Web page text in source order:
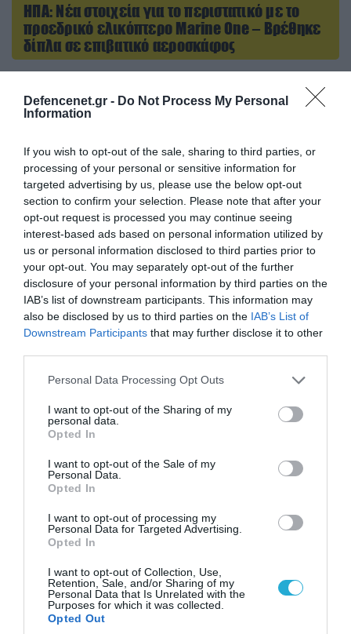
Defencenet.gr - Do Not Process My Personal
Information
If you wish to opt-out of the sale, sharing to third parties, or
processing of your personal or sensitive information for
targeted advertising by us, please use the below opt-out
section to confirm your selection. Please note that after your
opt-out request is processed you may continue seeing
interest-based ads based on personal information utilized by
us or personal information disclosed to third parties prior to
your opt-out. You may separately opt-out of the further
disclosure of your personal information by third parties on the
IAB’s list of downstream participants. This information may
also be disclosed by us to third parties on the IAB’s List of
Downstream Participants that may further disclose it to other
Please note that this website/app uses one or more Google
not limited to your visit or usage behaviour. You may click to
grant or deny consent to Google and its third-party tags to
use your data for below specified purposes in below Google
consent section.
Personal Data Processing Opt Outs
I want to opt-out of the Sharing of my
personal data.
Opted In
I want to opt-out of the Sale of my
Personal Data.
Opted In
I want to opt-out of processing my
Personal Data for Targeted Advertising.
Opted In
I want to opt-out of Collection, Use,
Retention, Sale, and/or Sharing of my
Personal Data that Is Unrelated with the
Purposes for which it was collected.
Opted Out
ΗΠΑ: Nέα στοιχεία για το περιστατικό με το
προεδρικό ελικόπτερο Marine One – Βρέθηκε
δίπλα σε επιβατικό αεροσκάφος
ΠΟΛΙΤΙΚΗ
06.08.2026 | 14:02
«Επιχείρηση ελεύθερα πεζοδρόμια» στην
Αθήνα: Απομακρύνθηκαν παράνομα
αντικείμενα από κοινόχρηστους χώρους
06.08.2026 | 09:03
«Οι εντελώς αθώοι»: Η ανάρτηση του Αρκά για